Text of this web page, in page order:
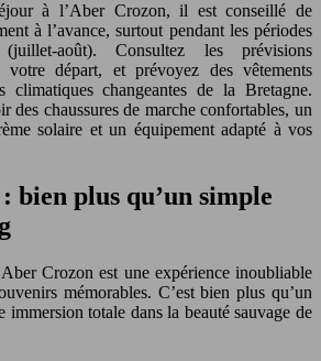
à l’Aber Crozon, il est conseillé de
à l’avance, surtout pendant les périodes
août). Consultez les prévisions
votre départ, et prévoyez des vêtements
climatiques changeantes de la Bretagne.
des chaussures de marche confortables, un
solaire et un équipement adapté à vos
bien plus qu’un simple
Crozon est une expérience inoubliable
mémorables. C’est bien plus qu’un
immersion totale dans la beauté sauvage de